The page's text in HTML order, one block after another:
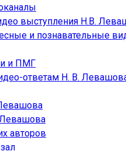
выступления Н.В.
и познавательные
и ПМГ
ответам Н. В.
Левашова
авторов